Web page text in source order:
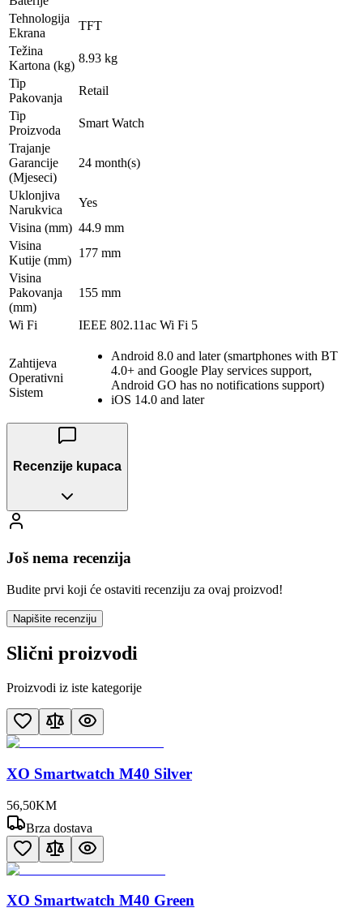
Tehnologija
Ekrana
TFT
Težina
Kartona (kg)
8.93 kg
Tip
Pakovanja
Retail
Tip
Proizvoda
Smart Watch
Trajanje
Garancije
(Mjeseci)
24 month(s)
Uklonjiva
Narukvica
Yes
Visina (mm) 44.9 mm
Visina
Kutije (mm)
177 mm
Visina
Pakovanja
(mm)
155 mm
Wi Fi IEEE 802.11ac Wi Fi 5
Zahtijeva
Operativni
Sistem
Android 8.0 and later (smartphones with BT
4.0+ and Google Play services support,
Android GO has no notifications support)
iOS 14.0 and later
Recenzije kupaca
Još nema recenzija
Budite prvi koji će ostaviti recenziju za ovaj proizvod!
Napišite recenziju
Slični proizvodi
Proizvodi iz iste kategorije
XO Smartwatch M40 Silver
56,50KM
Brza dostava
XO Smartwatch M40 Green